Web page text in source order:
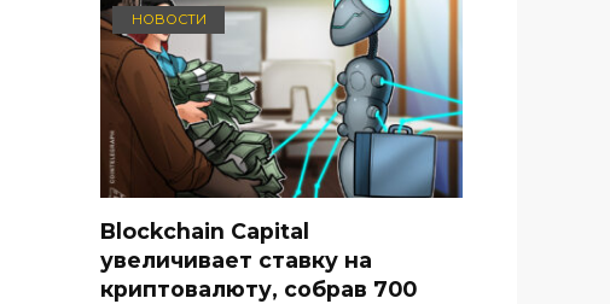
НОВОСТИ
Blockchain Capital
увеличивает ставку на
криптовалюту, собрав 700